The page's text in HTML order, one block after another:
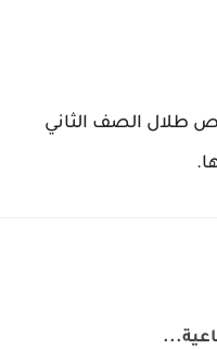
طلال الصف الثاني